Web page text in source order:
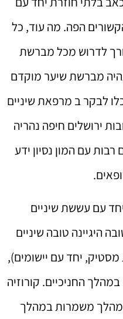
הפה. מה עוד, כל
לדרוש מכל מברשת
מברשת שיער מוקדם
לבקר ב מרפאת שיניים
ירושלים חיפה נהריה
עם המון נסיון ידע
עם עששת שיניים
היגיינה טובה שיניים
יחד עם יישומים),
החניכיים. קורוזיה
משמרות במהלך